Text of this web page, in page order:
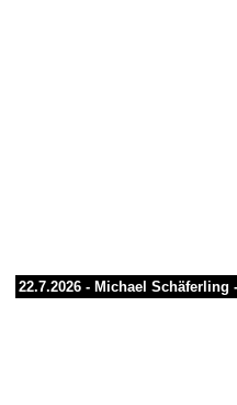
22.7.2026 - Michael Schäferling -